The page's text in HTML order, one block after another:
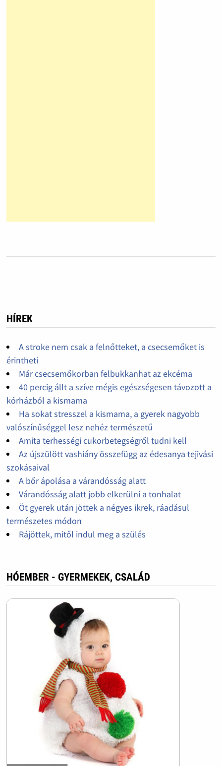
HÍREK
A stroke nem csak a felnőtteket, a csecsemőket is
érintheti
Már csecsemőkorban felbukkanhat az ekcéma
40 percig állt a szíve mégis egészségesen távozott a
kórházból a kismama
Ha sokat stresszel a kismama, a gyerek nagyobb
valószínűséggel lesz nehéz természetű
Amita terhességi cukorbetegségről tudni kell
Az újszülött vashiány összefügg az édesanya tejivási
szokásaival
A bőr ápolása a várandósság alatt
Várandósság alatt jobb elkerülni a tonhalat
Öt gyerek után jöttek a négyes ikrek, ráadásul
természetes módon
Rájöttek, mitől indul meg a szülés
HÓEMBER - GYERMEKEK, CSALÁD